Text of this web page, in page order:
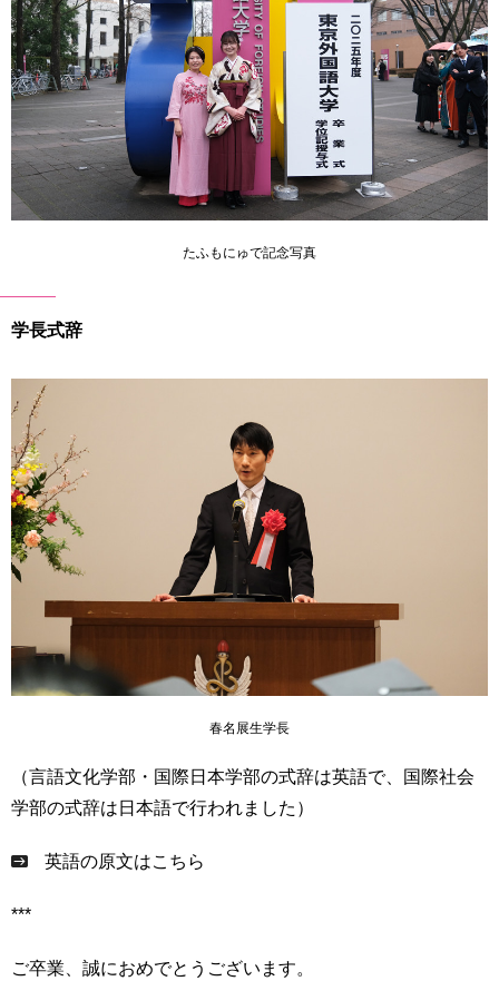
たふもにゅで記念写真
学長式辞
春名展生学長
（言語文化学部・国際日本学部の式辞は英語で、国際社会
学部の式辞は日本語で行われました）
英語の原文はこちら
***
ご卒業、誠におめでとうございます。